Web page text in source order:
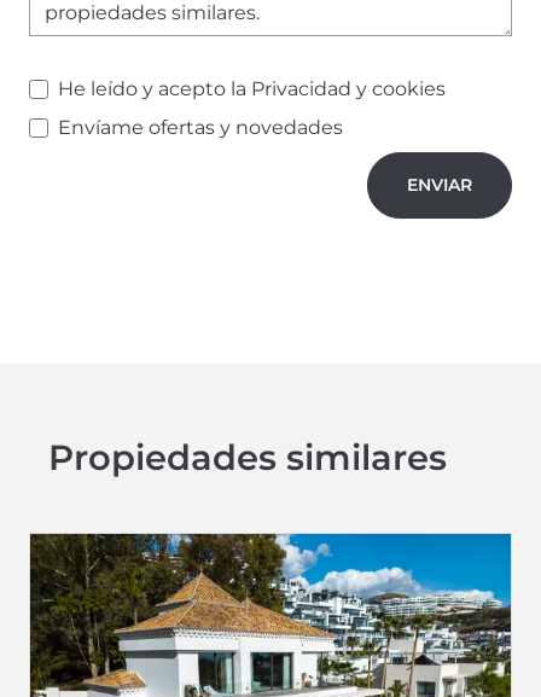
He leído y acepto la Privacidad y cookies
Envíame ofertas y novedades
ENVIAR
Propiedades similares